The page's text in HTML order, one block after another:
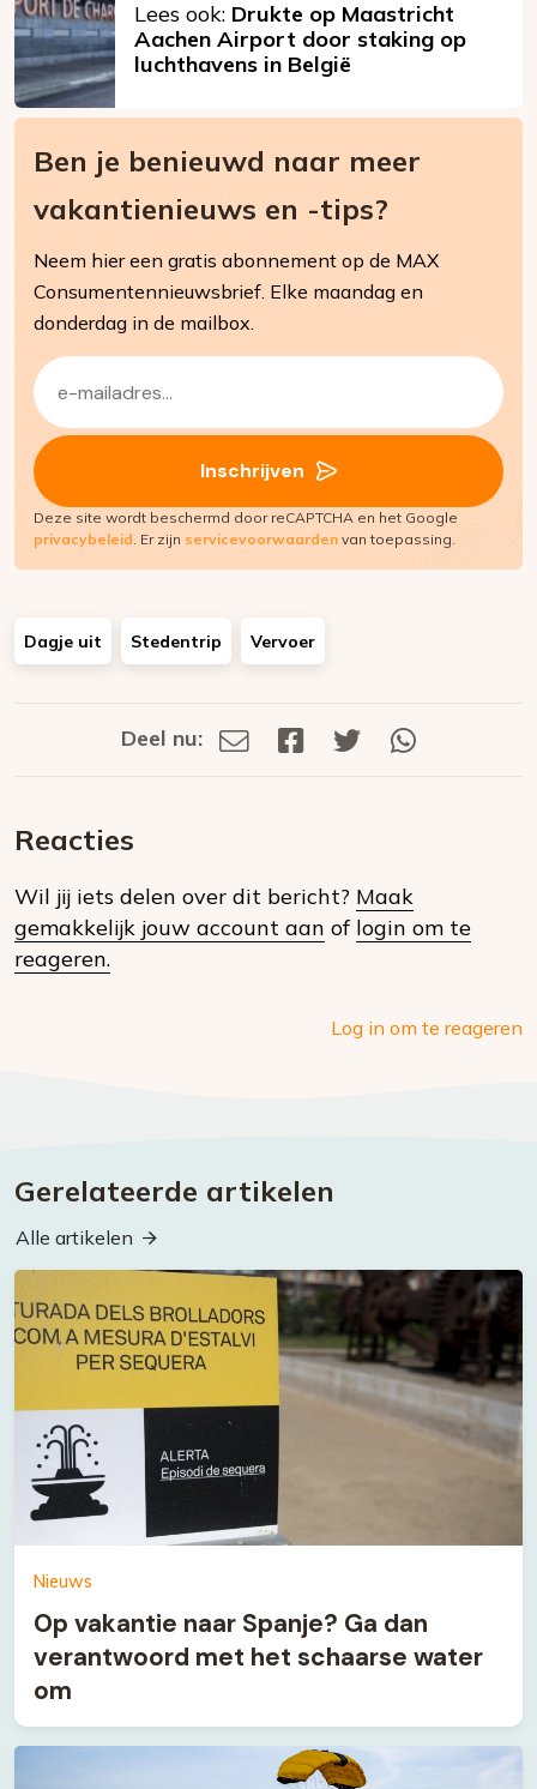
Lees ook: Drukte op Maastricht
Aachen Airport door staking op
luchthavens in België
Ben je benieuwd naar meer
vakantienieuws en -tips?
Neem hier een gratis abonnement op de MAX
Consumentennieuwsbrief. Elke maandag en
donderdag in de mailbox.
E-
mailadres
(Vereist)
Inschrijven
Deze site wordt beschermd door reCAPTCHA en het Google
privacybeleid. Er zijn servicevoorwaarden van toepassing.
Dagje uit Stedentrip Vervoer
Deel
social
Deel nu:
Deel
Deel
Deel
Reacties
Wil jij iets delen over dit bericht? Maak
gemakkelijk jouw account aan of login om te
reageren.
Log in om te reageren
Gerelateerde artikelen
Alle artikelen
Nieuws
Op vakantie naar Spanje? Ga dan
verantwoord met het schaarse water
om